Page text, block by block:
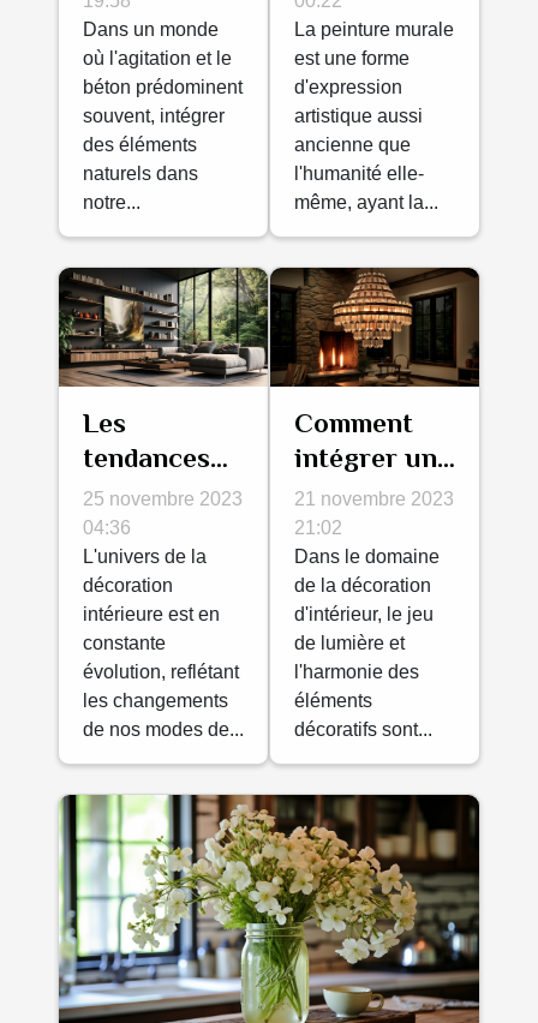
décoration
intérieure
Dans un monde
où l'agitation et le
béton prédominent
souvent, intégrer
des éléments
naturels dans
notre...
votre espace
de vie
La peinture murale
est une forme
d'expression
artistique aussi
ancienne que
l'humanité elle-
même, ayant la...
Les
tendances
émergentes
en matière
de
décoration
intérieure
pour 2024
25 novembre 2023
04:36
L'univers de la
décoration
intérieure est en
constante
évolution, reflétant
les changements
de nos modes de...
Comment
intégrer un
lustre
suspendu en
tant
qu'élément
central de
votre
décoration
d'intérieur
21 novembre 2023
21:02
Dans le domaine
de la décoration
d'intérieur, le jeu
de lumière et
l'harmonie des
éléments
décoratifs sont...